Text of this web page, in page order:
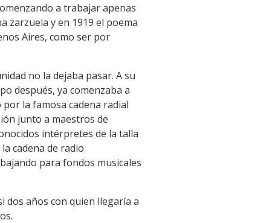
a trabajar apenas
zarzuela y en 1919 el poema
Aires, como ser por
no la dejaba pasar. A su
después, ya comenzaba a
la famosa cadena radial
junto a maestros de
intérpretes de la talla
cadena de radio
para fondos musicales
dos años con quien llegaría a